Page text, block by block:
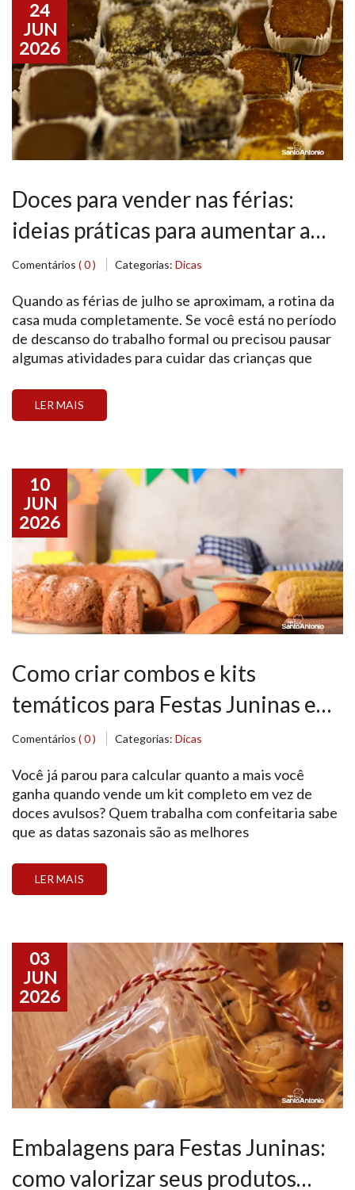
Doces para vender nas férias:
ideias práticas para aumentar a
renda
Comentários ( 0 ) Categorias: Dicas
Quando as férias de julho se aproximam, a rotina da
casa muda completamente. Se você está no período
de descanso do trabalho formal ou precisou pausar
algumas atividades para cuidar das crianças que
tenha se perguntado sobre o que vender nas férias
escolares para […]
LER MAIS
24
JUN
2026
Como criar combos e kits
temáticos para Festas Juninas e
aumentar o lucro
Comentários ( 0 ) Categorias: Dicas
Você já parou para calcular quanto a mais você
ganha quando vende um kit completo em vez de
doces avulsos? Quem trabalha com confeitaria sabe
que as datas sazonais são as melhores
No entanto, muitos profissionais e amadores ainda
limitam seus ganhos vendendo apenas unidades
LER MAIS
10
JUN
2026
Embalagens para Festas Juninas:
como valorizar seus produtos
03
JUN
2026